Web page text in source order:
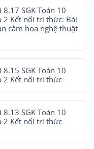
8.17 SGK Toán 10
2 Kết nối tri thức: Bài
cắm hoa nghệ thuật
8.15 SGK Toán 10
2 Kết nối tri thức
8.13 SGK Toán 10
2 Kết nối tri thức